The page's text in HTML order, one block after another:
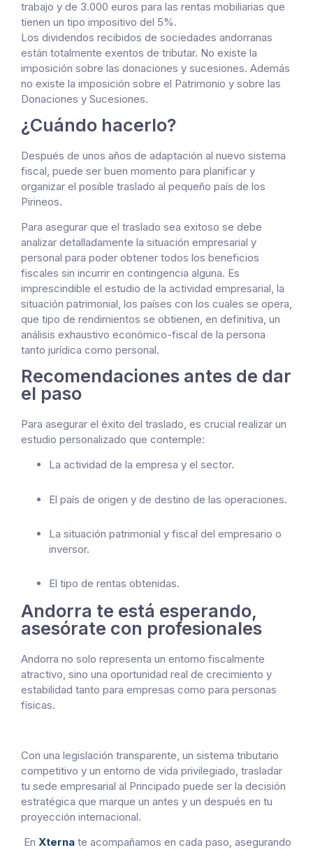
trabajo y de 3.000 euros para las rentas mobiliarias que
tienen un tipo impositivo del 5%.
Los dividendos recibidos de sociedades andorranas
están totalmente exentos de tributar. No existe la
imposición sobre las donaciones y sucesiones. Además
no existe la imposición sobre el Patrimonio y sobre las
Donaciones y Sucesiones.
¿Cuándo hacerlo?
Después de unos años de adaptación al nuevo sistema
fiscal, puede ser buen momento para planificar y
organizar el posible traslado al pequeño país de los
Pirineos.
Para asegurar que el traslado sea exitoso se debe
analizar detalladamente la situación empresarial y
personal para poder obtener todos los beneficios
fiscales sin incurrir en contingencia alguna. Es
imprescindible el estudio de la actividad empresarial, la
situación patrimonial, los países con los cuales se opera,
que tipo de rendimientos se obtienen, en definitiva, un
análisis exhaustivo económico-fiscal de la persona
tanto jurídica como personal.
Recomendaciones antes de dar
el paso
Para asegurar el éxito del traslado, es crucial realizar un
estudio personalizado que contemple:
La actividad de la empresa y el sector.
El país de origen y de destino de las operaciones.
La situación patrimonial y fiscal del empresario o
inversor.
El tipo de rentas obtenidas.
Andorra te está esperando,
asesórate con profesionales
Andorra no solo representa un entorno fiscalmente
atractivo, sino una oportunidad real de crecimiento y
estabilidad tanto para empresas como para personas
físicas.
Con una legislación transparente, un sistema tributario
competitivo y un entorno de vida privilegiado, trasladar
tu sede empresarial al Principado puede ser la decisión
estratégica que marque un antes y un después en tu
proyección internacional.
En Xterna te acompañamos en cada paso, asegurando